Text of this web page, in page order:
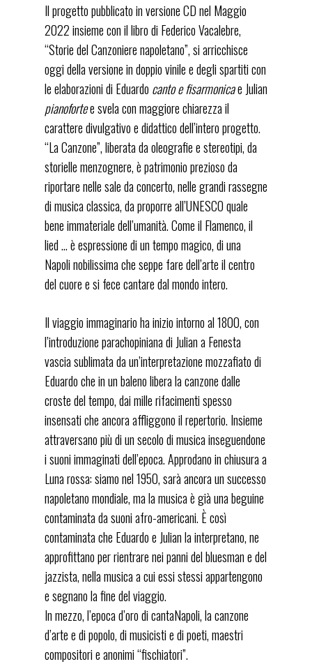
Il progetto pubblicato in versione CD nel Maggio
2022 insieme con il libro di Federico Vacalebre,
“Storie del Canzoniere napoletano”, si arricchisce
oggi della versione in doppio vinile e degli spartiti con
le elaborazioni di Eduardo canto e fisarmonicae Julian
pianofortee svela con maggiore chiarezza il
carattere divulgativo e didattico dell’intero progetto.
“La Canzone”, liberata da oleografie e stereotipi, da
storielle menzognere, è patrimonio prezioso da
riportare nelle sale da concerto, nelle grandi rassegne
di musica classica, da proporre all’UNESCO quale
bene immateriale dell’umanità. Come il Flamenco, il
lied … è espressione di un tempo magico, di una
Napoli nobilissima che seppe fare dell’arte il centro
del cuore e si fece cantare dal mondo intero.
Il viaggio immaginario ha inizio intorno al 1800, con
l’introduzione parachopiniana di Julian a Fenesta
vascia sublimata da un’interpretazione mozzafiato di
Eduardo che in un baleno libera la canzone dalle
croste del tempo, dai mille rifacimenti spesso
insensati che ancora affliggono il repertorio. Insieme
attraversano più di un secolo di musica inseguendone
i suoni immaginati dell’epoca. Approdano in chiusura a
Luna rossa: siamo nel 1950, sarà ancora un successo
napoletano mondiale, ma la musica è già una beguine
contaminata da suoni afro-americani. È così
contaminata che Eduardo e Julian la interpretano, ne
approfittano per rientrare nei panni del bluesman e del
jazzista, nella musica a cui essi stessi appartengono
e segnano la fine del viaggio.
In mezzo, l’epoca d’oro di cantaNapoli, la canzone
d’arte e di popolo, di musicisti e di poeti, maestri
compositori e anonimi “fischiatori”.
IT EN
BIOGRAFIA
INTERVISTA
CONCERTI
AVVENNE A NAPOLI
ESSENZE JAZZ
DISCOGRAFIA
VIDEO
RASSEGNA STAMPA
CONTATTI
facebook-youtube-instagram
eduardo de crescenzo